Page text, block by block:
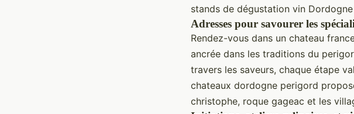
stands de dégustation vin
Adresses pour savourer les
Rendez-vous dans un chateau
ancrée dans les traditions du
travers les saveurs, chaque étape
chateaux dordogne perigord
christophe, roque gageac et les